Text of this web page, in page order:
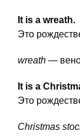
It is a wreath.
Это
wreath —
It is a
Это
Christmas